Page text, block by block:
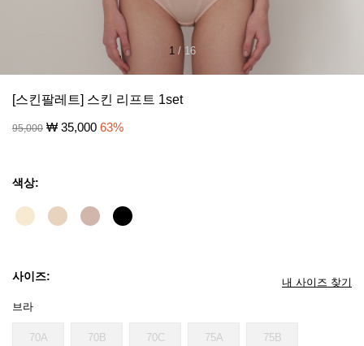
1/ 16
[스킨팔레트] 스킨 리프트 1set
95,000 ₩ 35,000 63%
색상:
사이즈: 내 사이즈 찾기
브라
70A 70B 70C 75A 75B